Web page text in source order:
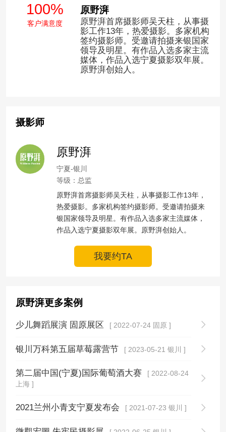
100%
客户满意度
原野湃
原野湃首席摄影师吴天柱，从事摄
影工作13年，热爱摄影。多家机构
签约摄影师。受邀请拍摄来银国家
领导及明星。有作品入选多家主流
媒体，作品入选宁夏摄影双年展。
原野湃创始人。
摄影师
原野湃
宁夏-银川
等级：总监
原野湃首席摄影师吴天柱，从事摄影工作13年，
热爱摄影。多家机构签约摄影师。受邀请拍摄来
银国家领导及明星。有作品入选多家主流媒体，
作品入选宁夏摄影双年展。原野湃创始人。
我要约TA
原野湃更多案例
少儿舞蹈展演 固原展区 [ 2022-07-24 固原 ]
银川万科第五届草莓露营节 [ 2023-05-21 银川 ]
第二届中国(宁夏)国际葡萄酒大赛
[ 2022-08-24
上海 ]
2021兰州小青支宁夏发布会 [ 2021-07-23 银川 ]